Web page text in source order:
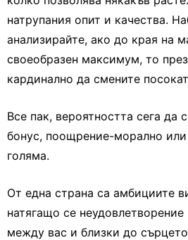
натрупания опит и качества.
анализирайте, ако до края на
своеобразен максимум, то
кардинално да смените
Все пак, вероятността сега да
бонус, поощрение-морално
голяма.
От една страна са амбициите
натягащо се
между вас и близки до